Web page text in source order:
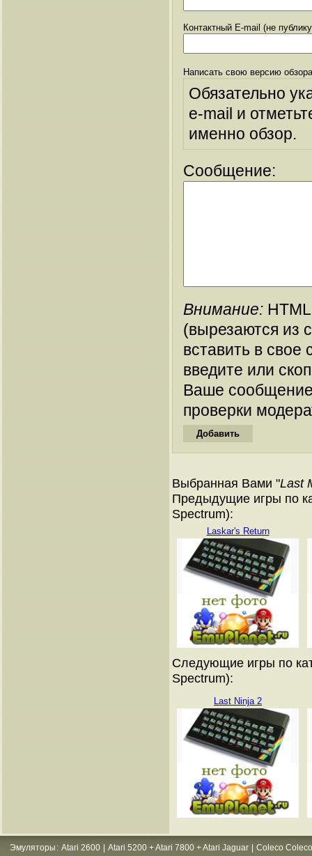
Контактный E-mail (не
Написать свою версию
Обязательно
e-mail и
именно обзор.
Сообщение:
Внимание:
(вырезаются из
вставить в
введите или
Ваше
проверки
Выбранная Вами "Last
Предыдущие игры по
Spectrum):
Laskar's Return
Следующие игры по
Spectrum):
Last Ninja 2
Эмуляторы : Atari 2600 Atari 5200 + Atari 7800 + Atari Jaguar
Coleco